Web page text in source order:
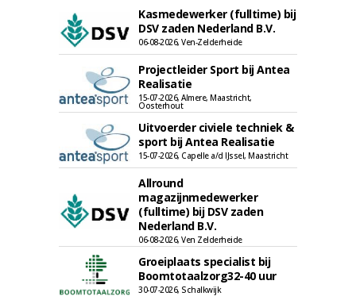
Kasmedewerker (fulltime) bij
DSV zaden Nederland B.V.
06-08-2026, Ven-Zelderheide
Projectleider Sport bij Antea
Realisatie
15-07-2026, Almere, Maastricht,
Oosterhout
Uitvoerder civiele techniek &
sport bij Antea Realisatie
15-07-2026, Capelle a/d IJssel, Maastricht
Allround
magazijnmedewerker
(fulltime) bij DSV zaden
Nederland B.V.
06-08-2026, Ven Zelderheide
Groeiplaats specialist bij
Boomtotaalzorg32-40 uur
30-07-2026, Schalkwijk